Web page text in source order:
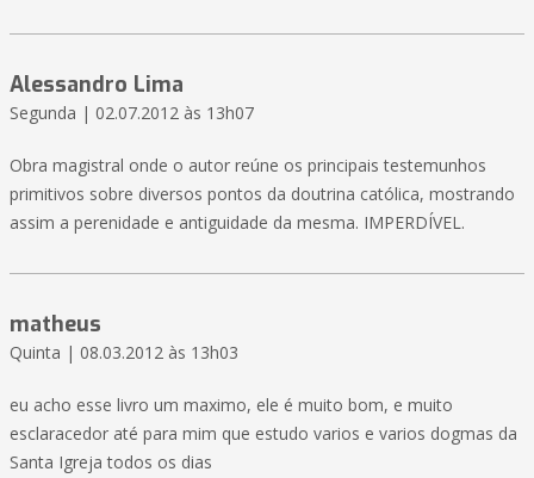
Alessandro Lima
Segunda | 02.07.2012 às 13h07
Obra magistral onde o autor reúne os principais testemunhos
primitivos sobre diversos pontos da doutrina católica, mostrando
assim a perenidade e antiguidade da mesma. IMPERDÍVEL.
matheus
Quinta | 08.03.2012 às 13h03
eu acho esse livro um maximo, ele é muito bom, e muito
esclaracedor até para mim que estudo varios e varios dogmas da
Santa Igreja todos os dias